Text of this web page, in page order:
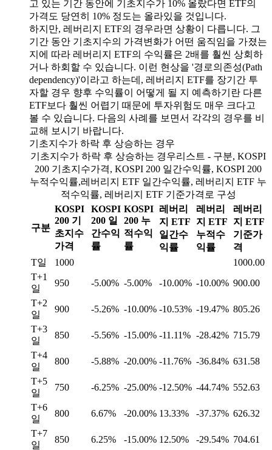
고 있는 기간 동안에 기초지수가 10% 올랐다면 ETF의
가격도 당연히 10% 정도는 올라있을 것입니다.
하지만, 레버리지 ETF의 경우라면 상황이 다릅니다. 그
기간 동안 기초지수의 가격변화가 어떤 움직임을 가졌는
지에 따라 레버리지 ETF의 수익률은 2배를 훨씬 상회하
거나 하회할 수 있습니다. 이런 현상을 '경로의존성(Path
dependency)'이라고 하는데, 레버리지 ETF를 장기간 투
자할 경우 향후 수익률이 어떻게 될 지 예측하기란 다른
ETF보다 훨씬 어렵기 때문에 투자위험도 매우 크다고
볼 수 있습니다. 다음의 사례를 보면서 각각의 경우를 비
교해 보시기 바랍니다.
기초지수가 하락 후 상승하는 경우
기초지수가 하락 후 상승하는 경우리스트 - 구분, KOSPI
200 기초지수가격, KOSPI 200 일간수익률, KOSPI 200
누적수익률,레버리지 ETF 일간수익률, 레버리지 ETF 누
적수익률, 레버리지 ETF 기준가격로 구성
구분
KOSPI
200 기
초지수
가격
KOSPI
200 일
간수익
률
KOSPI
200 누
적수익
률
레버리
지 ETF
일간수
익률
레버리
지 ETF
누적수
익률
레버리
지 ETF
기준가
격
T일
1000
1000.00
T+1
일
950 -5.00% -5.00% -10.00% -10.00% 900.00
T+2
일
900 -5.26% -10.00% -10.53% -19.47% 805.26
T+3
일
850 -5.56% -15.00% -11.11% -28.42% 715.79
T+4
일
800 -5.88% -20.00% -11.76% -36.84% 631.58
T+5
일
750 -6.25% -25.00% -12.50% -44.74% 552.63
T+6
일
800 6.67% -20.00% 13.33% -37.37% 626.32
T+7
일
850 6.25% -15.00% 12.50% -29.54% 704.61